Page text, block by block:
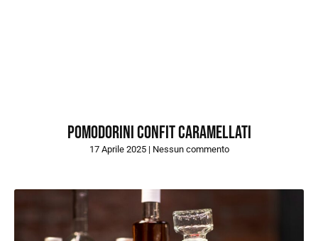
POMODORINI CONFIT CARAMELLATI
17 Aprile 2025 Nessun commento